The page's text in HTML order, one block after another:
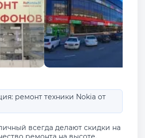
ремонт техники Nokia от
всегда делают скидки на